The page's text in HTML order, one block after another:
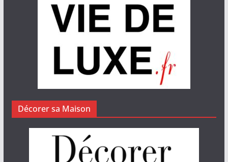
Décorer sa Maison